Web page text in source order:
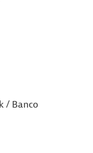
/ Banco